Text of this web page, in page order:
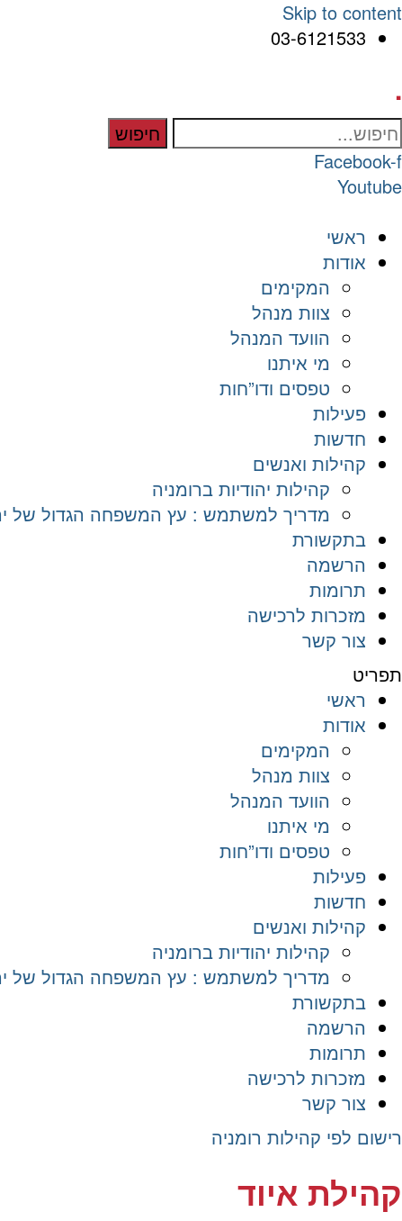
Skip to content
03-6121533
.
חיפוש
Facebook-f
Youtube
ראשי
אודות
המקימים
צוות מנהל
הוועד המנהל
מי איתנו
טפסים ודו”חות
פעילות
חדשות
קהילות ואנשים
קהילות יהודיות ברומניה
מדריך למשתמש : עץ המשפחה הגדול של
בתקשורת
הרשמה
תרומות
מזכרות לרכישה
צור קשר
תפריט
ראשי
אודות
המקימים
צוות מנהל
הוועד המנהל
מי איתנו
טפסים ודו”חות
פעילות
חדשות
קהילות ואנשים
קהילות יהודיות ברומניה
מדריך למשתמש : עץ המשפחה הגדול של
בתקשורת
הרשמה
תרומות
מזכרות לרכישה
צור קשר
רישום לפי קהילות רומניה
קהילת איוד